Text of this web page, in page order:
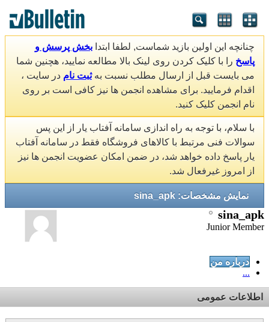
چنانچه این اولین بازید شماست, لطفا ابتدا بخش پرسش و
پاسخ را با کلیک کردن روی لینک بالا مطالعه نمایید، هچنین شما
می بایست قبل از ارسال مطلب نسبت بهثبت نام در سایت ،
اقدام فرمایید. برای مشاهده انجمن ها نیز کافی است بر روی
نام انجمن کلیک کنید.
با سلام، با توجه به راه اندازی سامانه آفتاب یار از این پس
سوالات فنی مرتبط با کالاهای فروشگاه فقط در سامانه آفتاب
یار پاسخ داده خواهد شد، در ضمن امکان عضویت انجمن ها نیز
از امروز غیرفعال شد.
نمایش مشخصات: sina_apk
sina_apk
Junior Member
درباره من
...
اطلاعات عمومی